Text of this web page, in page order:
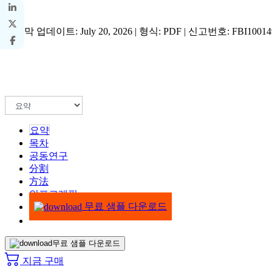
마지막 업데이트: July 20, 2026 | 형식: PDF | 신고번호:
요약
목차
공동연구
分割
方法
인포그래픽
무료 샘플 다운로드
무료 샘플 다운로드
지금 구매